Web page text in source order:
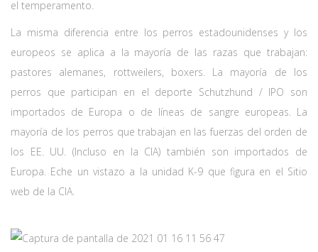
el temperamento.
La misma diferencia entre los perros estadounidenses y los
europeos se aplica a la mayoría de las razas que trabajan:
pastores alemanes, rottweilers, boxers. La mayoría de los
perros que participan en el deporte Schutzhund / IPO son
importados de Europa o de líneas de sangre europeas. La
mayoría de los perros que trabajan en las fuerzas del orden de
los EE. UU. (Incluso en la CIA) también son importados de
Europa. Eche un vistazo a la unidad K-9 que figura en el Sitio
web de la CIA.